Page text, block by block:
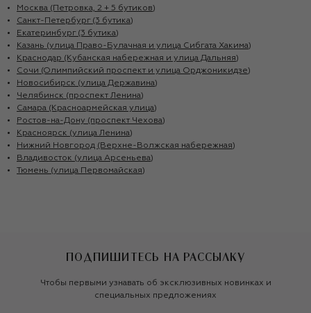
Москва (Петровка, 2 + 5 бутиков)
Санкт-Петербург (3 бутика)
Екатеринбург (3 бутика)
Казань (улица Право-Булачная и улица Сибгата Хакима)
Краснодар (Кубанская набережная и улица Дальняя)
Сочи (Олимпийский проспект и улица Орджоникидзе)
Новосибирск (улица Державина)
Челябинск (проспект Ленина)
Самара (Красноармейская улица)
Ростов-на-Дону (проспект Чехова)
Красноярск (улица Ленина)
Нижний Новгород (Верхне-Волжская набережная)
Владивосток (улица Арсеньева)
Тюмень (улица Первомайская)
ПОДПИШИТЕСЬ НА РАССЫЛКУ
Чтобы первыми узнавать об эксклюзивных новинках и
специальных предложениях